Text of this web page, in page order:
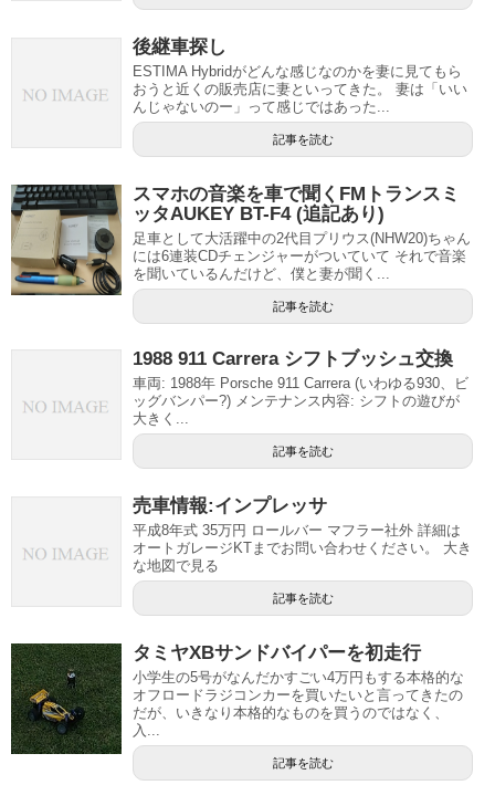
後継車探し
ESTIMA Hybridがどんな感じなのかを妻に見てもら
おうと近くの販売店に妻といってきた。 妻は「いい
んじゃないのー」って感じではあった...
記事を読む
スマホの音楽を車で聞くFMトランスミ
ッタAUKEY BT-F4 (追記あり)
足車として大活躍中の2代目プリウス(NHW20)ちゃん
には6連装CDチェンジャーがついていて それで音楽
を聞いているんだけど、僕と妻が聞く...
記事を読む
1988 911 Carrera シフトブッシュ交換
車両: 1988年 Porsche 911 Carrera (いわゆる930、ビ
ッグバンパー?) メンテナンス内容: シフトの遊びが
大きく...
記事を読む
売車情報:インプレッサ
平成8年式 35万円 ロールバー マフラー社外 詳細は
オートガレージKTまでお問い合わせください。 大き
な地図で見る
記事を読む
タミヤXBサンドバイパーを初走行
小学生の5号がなんだかすごい4万円もする本格的な
オフロードラジコンカーを買いたいと言ってきたの
だが、いきなり本格的なものを買うのではなく、
入...
記事を読む